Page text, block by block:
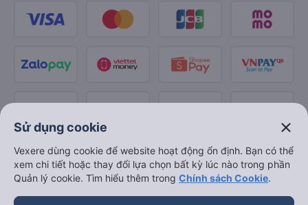
Sử dụng cookie close
Vexere dùng cookie để website hoạt động ổn định. Bạn có thể
xem chi tiết hoặc thay đổi lựa chọn bất kỳ lúc nào trong phần
Quản lý cookie. Tìm hiểu thêm trong Chính sách Cookie.